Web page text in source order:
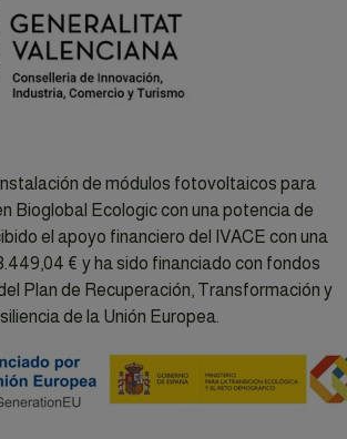
de módulos fotovoltaicos para
Bioglobal Ecologic con una potencia de
el apoyo financiero del IVACE con una
€ y ha sido financiado con fondos
Plan de Recuperación, Transformación y
de la Unión Europea.